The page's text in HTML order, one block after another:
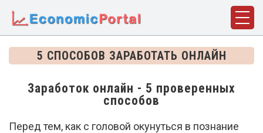
5 СПОСОБОВ ЗАРАБОТАТЬ ОНЛАЙН
Заработок онлайн - 5 проверенных
способов
Перед тем, как с головой окунуться в познание
ГЛАВНАЯ
ДИСЦИПЛИНЫ
ФАКТЫ